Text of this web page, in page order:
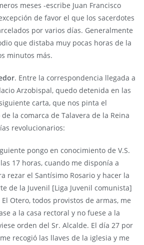
meses -escribe Juan Francisco
de favor el que los sacerdotes
por varios días. Generalmente
que distaba muy pocas horas de la
minutos más.
. Entre la correspondencia llegada a
Arzobispal, quedo detenida en las
carta, que nos pinta el
la comarca de Talavera de la Reina
revolucionarios:
pongo en conocimiento de V.S.
17 horas, cuando me disponía a
rezar el Santísimo Rosario y hacer la
de la Juvenil [Liga Juvenil comunista]
Otero, todos provistos de armas, me
a la casa rectoral y no fuese a la
orden del Sr. Alcalde. El día 27 por
recogió las llaves de la iglesia y me